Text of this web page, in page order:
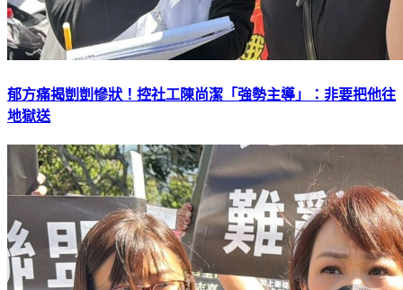
郁方痛揭剴剴慘狀！控社工陳尚潔「強勢主導」：非要把他往
地獄送